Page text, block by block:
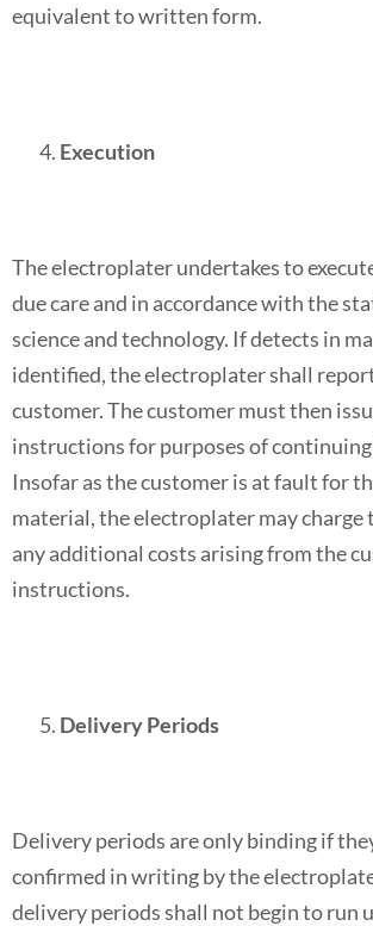
equivalent to written form.
Execution
The electroplater undertakes to
due care and in accordance with the
science and technology. If detects in
identified, the electroplater shall
customer. The customer must then
instructions for purposes of
Insofar as the customer is at fault for
material, the electroplater may charge
any additional costs arising from the
instructions.
Delivery Periods
Delivery periods are only binding if
confirmed in writing by the
delivery periods shall not begin to run